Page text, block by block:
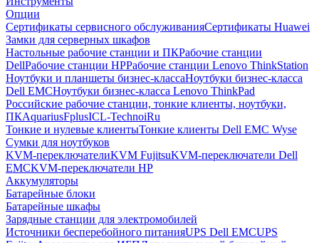
Опции
Сертификаты сервисного обслуживанияСертификаты Huawei
Замки для серверных шкафов
Настольные рабочие станции и ПКРабочие станции
DellРабочие станции HPРабочие станции Lenovo ThinkStation
Ноутбуки и планшеты бизнес-классаНоутбуки бизнес-класса
Dell EMCНоутбуки бизнес-класса Lenovo ThinkPad
Российские рабочие станции, тонкие клиенты, ноутбуки,
ПКAquariusFplusICL-TechnoiRu
Тонкие и нулевые клиентыТонкие клиенты Dell EMC Wyse
Сумки для ноутбуков
KVM-переключателиKVM FujitsuKVM-переключатели Dell
EMCKVM-переключатели HP
Аккумуляторы
Батарейные блоки
Батарейные шкафы
Зарядные станции для электромобилей
Источники бесперебойного питанияUPS Dell EMCUPS